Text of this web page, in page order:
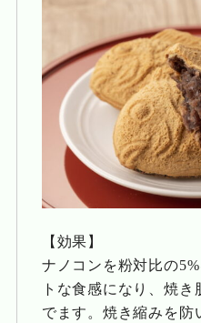
【効果】
ナノコンを粉対比の
トな食感になり、焼
でます。焼き縮みを防